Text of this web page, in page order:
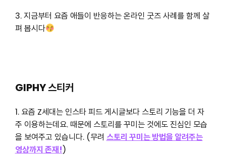
3. 지금부터 요즘 애들이 반응하는 온라인 굿즈 사례를 함께 살
펴 봅시다
GIPHY 스티커
1. 요즘 Z세대는 인스타 피드 게시글보다 스토리 기능을 더 자
주 이용하는데요. 때문에 스토리를 꾸미는 것에도 진심인 모습
을 보여주고 있습니다. (무려 스토리 꾸미는 방법을 알려주는
영상까지 존재!)